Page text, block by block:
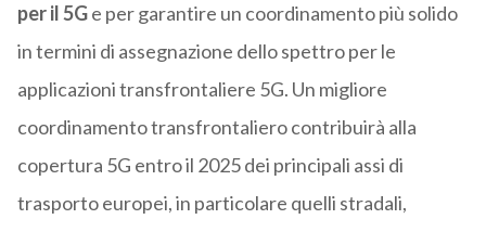
per il 5Ge per garantire un coordinamento più solido
in termini di assegnazione dello spettro per le
applicazioni transfrontaliere 5G. Un migliore
coordinamento transfrontaliero contribuirà alla
copertura 5G entro il 2025 dei principali assi di
trasporto europei, in particolare quelli stradali,